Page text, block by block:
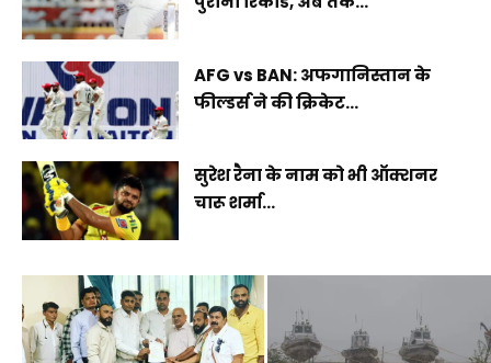
AFG vs BAN: अफगानिस्तान के
फील्डर्स ने की क्रिकेट...
सुरेश रैना के नाम को भी ऑक्शनर
चारू शर्मा...